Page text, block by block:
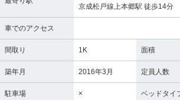
京成松戸線上本郷駅 徒歩14分
車でのアクセス
間取り 1K 面積
築年月 2016年3月 定員人数
駐車場 × ベッドタイ